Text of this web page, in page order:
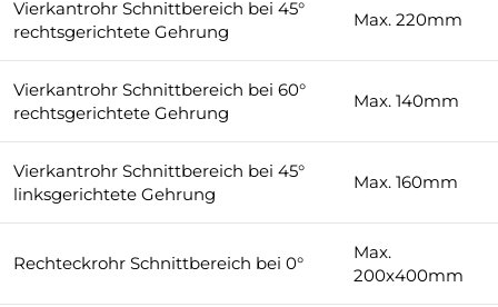
Vierkantrohr Schnittbereich bei 45°
rechtsgerichtete Gehrung
Max. 220mm
Vierkantrohr Schnittbereich bei 60°
rechtsgerichtete Gehrung
Max. 140mm
Vierkantrohr Schnittbereich bei 45°
linksgerichtete Gehrung
Max. 160mm
Rechteckrohr Schnittbereich bei 0°
Max.
200x400mm